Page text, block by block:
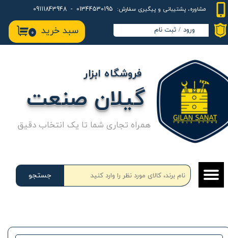
مشاوره، پشتیبانی و پیگیری سفارش:
۰ سبد خرید ورود / ثبت نام
حساب کاربری من
تغییر گذر واژه
سفارشات
خروج از حساب کاربری
جستجو
گیلان صنعت
فروشگاه ابزار
همراه تجاری شما تا یک انتخاب دقیق